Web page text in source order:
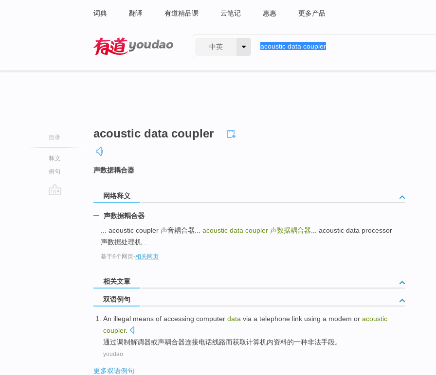
词典 翻译 有道精品课 云笔记 惠惠 更多产品
中英
目录
释义
例句
acoustic data coupler
声数据耦合器
网络释义
声数据耦合器
... acoustic coupler 声音耦合器... acoustic data coupler 声数据耦合器 ... acoustic data processor
声数据处理机...
基于8个网页-相关网页
相关文章
双语例句
An illegal means of accessing computer data via a telephone link using a modem or acoustic
coupler.
通过调制解调器或声耦合器连接电话线路而获取计算机内资料的一种非法手段。
youdao
更多双语例句